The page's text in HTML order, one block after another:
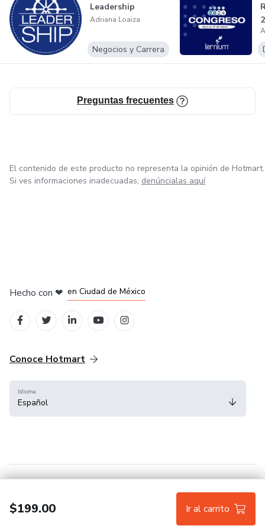
Leadership
Adriana Loaiza
Negocios y Carrera
Preguntas frecuentes
$199.00 Ir al carrito
El contenido de este producto no representa la opinión de Hotmart.
Si ves informaciones inadecuadas, denúncialas aquí
Hecho con ❤ en Ciudad de México
Conoce Hotmart
Idioma
Español
Hotmart — 2011-2026 © Todos los derechos reservados.